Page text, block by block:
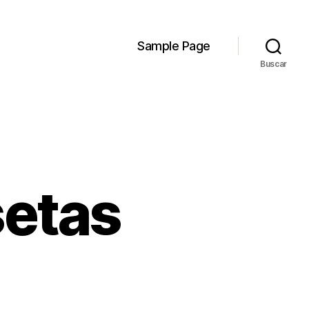
Sample Page
Buscar